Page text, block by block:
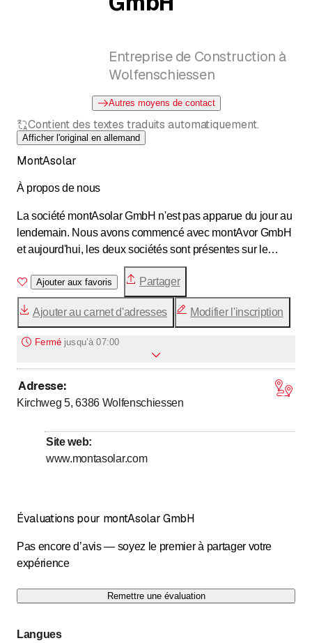
Entreprise de Construction à
Wolfenschiessen
Autres moyens de contact
Contient des textes traduits automatiquement.
Afficher l'original en allemand
MontAsolar
À propos de nous
La société montAsolar GmbH n'est pas apparue du jour au
lendemain. Nous avons commencé avec montAvor GmbH
et aujourd'hui, les deux sociétés sont présentes sur le
marché. Nous construisons des petites et grandes
installations et souhaitons, par notre travail, soutenir et
développer l'avenir du secteur de l'énergie. Nous réalisons
la conception des installations en collaboration avec la
l'avenir avec vous.
Ajouter aux favoris Partager
Ajouter au carnet d'adresses Modifier l'inscription
Fermé jusqu’à 07:00
Lundi jusqu’à
00
Mardi
Mercredi
7:00- jusqu’à
18:00
Jeudi
Dimanche
Adresse:
Kirchweg 5, 6386 Wolfenschiessen
Site web:
www.montasolar.com
Évaluations pour montAsolar GmbH
Pas encore d’avis — soyez le premier à partager votre
expérience
Remettre une évaluation
Langues